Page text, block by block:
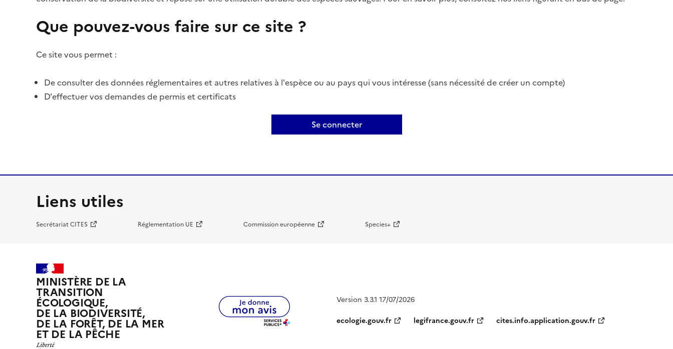
Que pouvez-vous faire sur ce site ?
Ce site vous permet :
De consulter des données réglementaires et autres relatives à l'espèce ou au pays qui vous intéresse (sans nécessité de créer un compte)
D'effectuer vos demandes de permis et certificats
Se connecter
Liens utiles
Secrétariat CITES Réglementation UE Commission européenne Species+
MINISTÈRE DE LA
TRANSITION
ÉCOLOGIQUE,
DE LA BIODIVERSITÉ,
DE LA FORÊT, DE LA MER
ET DE LA PÊCHE
Version 3.3.1 17/07/2026
ecologie.gouv.fr
legifrance.gouv.fr cites.info.application.gouv.fr